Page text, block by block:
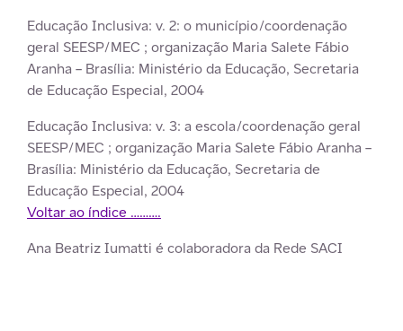
Educação Inclusiva: v. 2: o município/coordenação
geral SEESP/MEC ; organização Maria Salete Fábio
Aranha – Brasília: Ministério da Educação, Secretaria
de Educação Especial, 2004
Educação Inclusiva: v. 3: a escola/coordenação geral
SEESP/MEC ; organização Maria Salete Fábio Aranha –
Brasília: Ministério da Educação, Secretaria de
Educação Especial, 2004
Voltar ao índice ……….
Ana Beatriz Iumatti é colaboradora da Rede SACI